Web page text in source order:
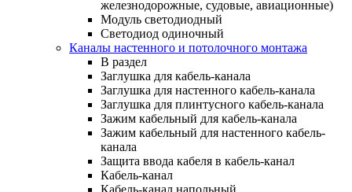
железнодорожные, судовые, авиационные)
Модуль светодиодный
Светодиод одиночный
Каналы настенного и потолочного монтажа
В раздел
Заглушка для кабель-канала
Заглушка для настенного кабель-канала
Заглушка для плинтусного кабель-канала
Зажим кабельный для кабель-канала
Зажим кабельный для настенного кабель-
канала
Защита ввода кабеля в кабель-канал
Кабель-канал
Кабель-канал напольный